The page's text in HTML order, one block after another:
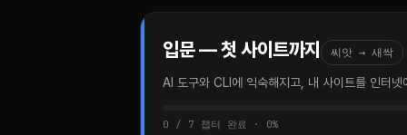
입문 — 첫 사이트까지 씨앗 → 새싹
AI 도구와 CLI에 익숙해지고, 내 사이트를 인터넷
0 / 7 챕터 완료 · 0%